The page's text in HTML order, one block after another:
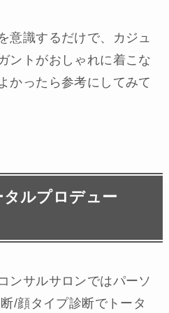
意識するだけで、カジュ
ントがおしゃれに着こな
かったら参考にしてみて
ルプロデュー
ンサルサロンではパーソ
/顔タイプ診断でトータ